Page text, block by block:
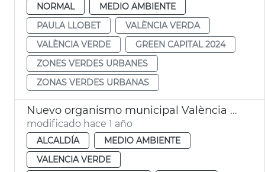
NORMAL
MEDIO AMBIENTE
PAULA LLOBET
VALÈNCIA VERDA
VALÈNCIA VERDE
GREEN CAPITAL 2024
ZONES VERDES URBANES
ZONAS VERDES URBANAS
Nuevo organismo municipal València sostenible
modificado hace 1 año
ALCALDÍA
MEDIO AMBIENTE
VALENCIA VERDE